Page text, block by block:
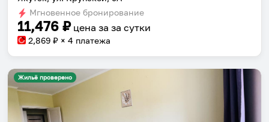
Мгновенное бронирование
11,476 ₽ цена за за сутки
2,869 ₽ × 4 платежа
Жильё проверено